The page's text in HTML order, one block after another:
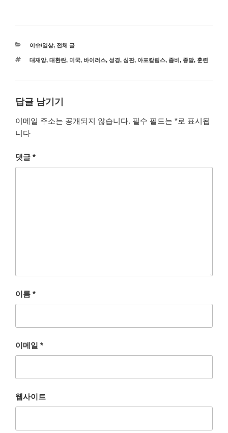
카
고
이슈/일상, 전체 글
태
대재앙, 대환란, 미국, 바이러스, 성경, 심판, 아포칼립스, 좀비, 종말, 훈련
답글 남기기
이메일 주소는 공개되지 않습니다. 필수 필드는 *로 표시됩
니다
댓글 *
이름 *
이메일 *
웹사이트